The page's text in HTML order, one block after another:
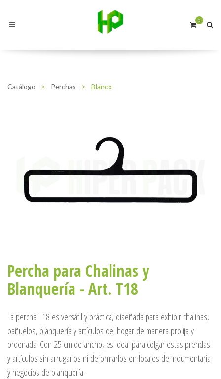
0
Catálogo > Perchas > Blanco
Percha para Chalinas y
Blanquería - Art. T18
La percha T18 es versátil y práctica, diseñada para exhibir chalinas,
pañuelos, blanquería y artículos del hogar de manera prolija y
ordenada. Con 25 cm de ancho, es ideal para colgar estas prendas
y artículos sin arrugarlos ni deformarlos en locales de indumentaria
y negocios de blanquería.